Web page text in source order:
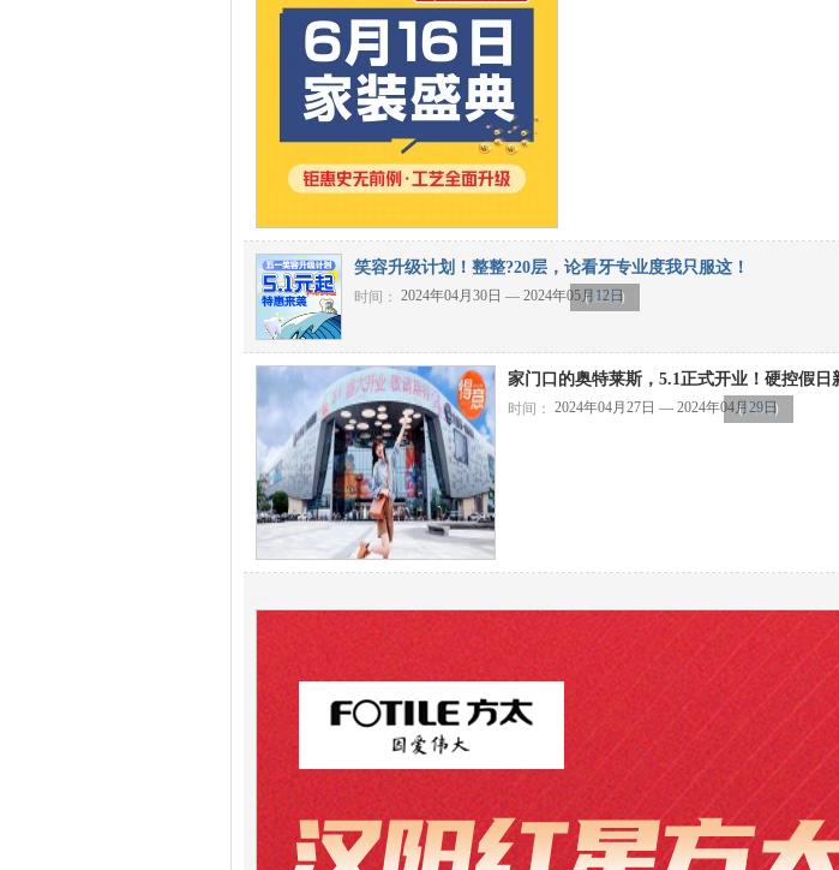
笑容升级计划！整整?20层，论看牙专业度我只服这！
时间： 2024年04月30日 — 2024年05月12日
（健康）
家门口的奥特莱斯，5.1正式开业！硬控假日
时间： 2024年04月27日 — 2024年04月29日
（网购）